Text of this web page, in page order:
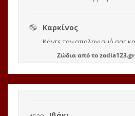
Ζώδιααπό τοzodia123.gr